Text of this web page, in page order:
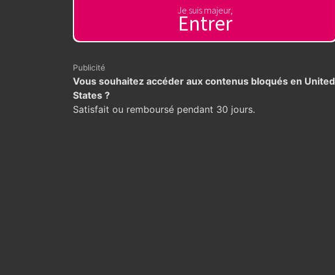
Je suis majeur,
Entrer
Publicité
Vous souhaitez accéder aux contenus bloqués en United
States ?
Satisfait ou remboursé pendant 30 jours.